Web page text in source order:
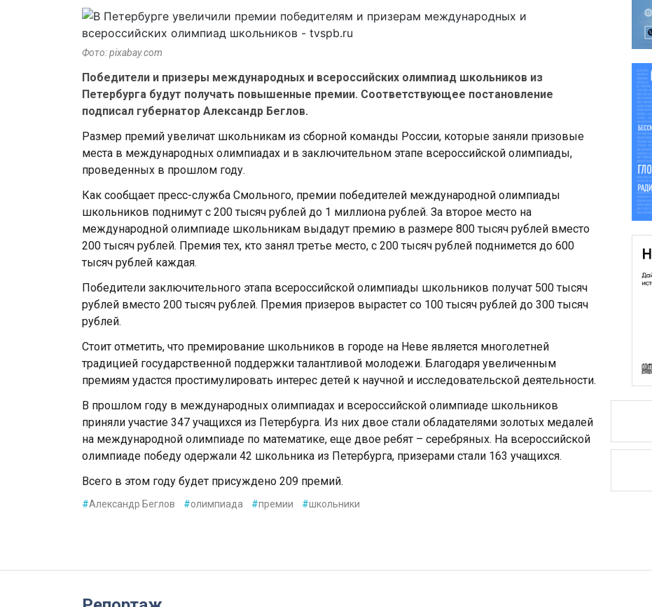
Фото: pixabay.com
Победители и призеры международных и всероссийских олимпиад школьников из
Петербурга будут получать повышенные премии. Соответствующее постановление
подписал губернатор Александр Беглов.
Размер премий увеличат школьникам из сборной команды России, которые заняли призовые
места в международных олимпиадах и в заключительном этапе всероссийской олимпиады,
проведенных в прошлом году.
Как сообщает пресс-служба Смольного, премии победителей международной олимпиады
школьников поднимут с 200 тысяч рублей до 1 миллиона рублей. За второе место на
международной олимпиаде школьникам выдадут премию в размере 800 тысяч рублей вместо
200 тысяч рублей. Премия тех, кто занял третье место, с 200 тысяч рублей поднимется до 600
тысяч рублей каждая.
Победители заключительного этапа всероссийской олимпиады школьников получат 500 тысяч
рублей вместо 200 тысяч рублей. Премия призеров вырастет со 100 тысяч рублей до 300 тысяч
рублей.
Стоит отметить, что премирование школьников в городе на Неве является многолетней
традицией государственной поддержки талантливой молодежи. Благодаря увеличенным
премиям удастся простимулировать интерес детей к научной и исследовательской деятельности.
В прошлом году в международных олимпиадах и всероссийской олимпиаде школьников
приняли участие 347 учащихся из Петербурга. Из них двое стали обладателями золотых медалей
на международной олимпиаде по математике, еще двое ребят – серебряных. На всероссийской
олимпиаде победу одержали 42 школьника из Петербурга, призерами стали 163 учащихся.
Всего в этом году будет присуждено 209 премий.
#Александр Беглов #олимпиада #премии #школьники